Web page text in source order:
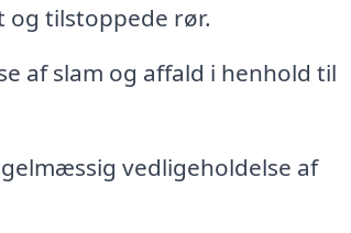
og tilstoppede rør.
af slam og affald i henhold til
vedligeholdelse af